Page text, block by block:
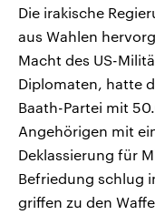
Die irakische
aus Wahlen
Macht des US-
Diplomaten, hatte
Baath-Partei mit
Angehörigen mit
Deklassierung für
Befriedung schlug
griffen zu den